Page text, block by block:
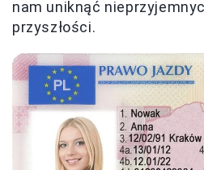
nam uniknąć
przyszłości.